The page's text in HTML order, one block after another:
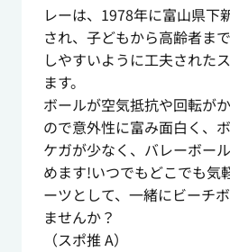
レーは、1978年に富山県下
され、子どもから高齢者ま
しやすいように工夫された
ます。
ボールが空気抵抗や回転が
ので意外性に富み面白く、
ケガが少なく、バレーボー
めます!いつでもどこでも気
ーツとして、一緒にビーチ
ませんか？
（スポ推 A）